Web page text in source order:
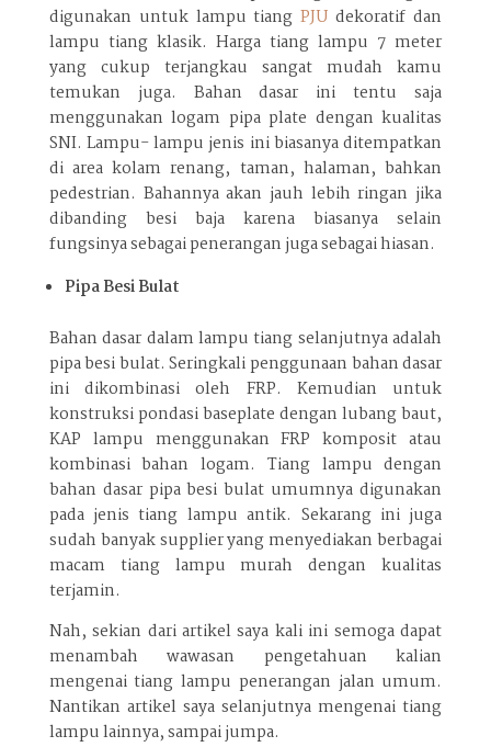
digunakan untuk lampu tiangPJU dekoratif dan
lampu tiang klasik. Harga tiang lampu 7 meter
yang cukup terjangkau sangat mudah kamu
temukan juga. Bahan dasar ini tentu saja
menggunakan logam pipa plate dengan kualitas
SNI. Lampu- lampu jenis ini biasanya ditempatkan
di area kolam renang, taman, halaman, bahkan
pedestrian. Bahannya akan jauh lebih ringan jika
dibanding besi baja karena biasanya selain
fungsinya sebagai penerangan juga sebagai hiasan.
Pipa Besi Bulat
Bahan dasar dalam lampu tiang selanjutnya adalah
pipa besi bulat. Seringkali penggunaan bahan dasar
ini dikombinasi oleh FRP. Kemudian untuk
konstruksi pondasi baseplate dengan lubang baut,
KAP lampu menggunakan FRP komposit atau
kombinasi bahan logam. Tiang lampu dengan
bahan dasar pipa besi bulat umumnya digunakan
pada jenis tiang lampu antik. Sekarang ini juga
sudah banyak supplier yang menyediakan berbagai
macam tiang lampu murah dengan kualitas
terjamin.
Nah, sekian dari artikel saya kali ini semoga dapat
menambah wawasan pengetahuan kalian
mengenai tiang lampu penerangan jalan umum.
Nantikan artikel saya selanjutnya mengenai tiang
lampu lainnya, sampai jumpa.